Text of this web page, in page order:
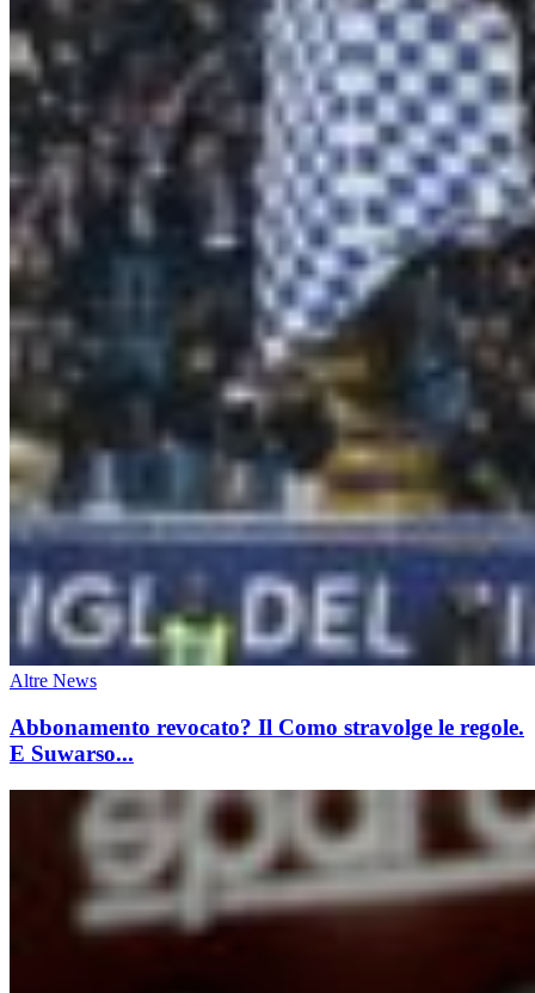
Altre News
Abbonamento revocato? Il Como stravolge le regole.
E Suwarso...